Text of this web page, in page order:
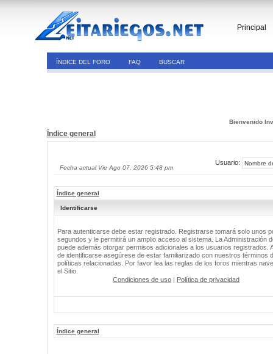
Principal
ÍNDICE DEL FORO FAQ BUSCAR
Bienvenido
Índice general
Fecha actual Vie Ago 07, 2026 5:48 pm
Usuario:
Índice general
Identificarse
Para autenticarse debe estar registrado. Registrarse tomará solo unos
segundos y le permitirá un amplio acceso al sistema. La Administración
puede además otorgar permisos adicionales a los usuarios registrados.
de identificarse asegúrese de estar familiarizado con nuestros términos
políticas relacionadas. Por favor lea las reglas de los foros mientras
el Sitio.
Condiciones de uso | Política de privacidad
Índice general